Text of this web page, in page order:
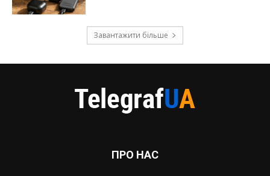
Завантажити більше
ПРО НАС